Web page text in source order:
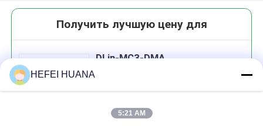
Получить лучшую цену для
DLin-MC3-DMA
HEFEI HUANA
5:21 AM